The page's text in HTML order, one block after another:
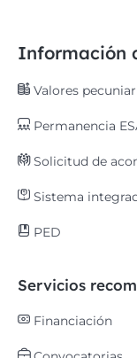
Información
Valores
Permanencia
Solicitud de
Sistema
PED
Servicios
Financiación